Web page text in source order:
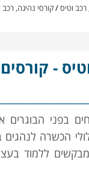
רכב וטיס/קורסי נהיגה, רכב
בפני
הכשרה
ללמוד